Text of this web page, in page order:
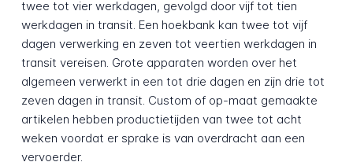
twee tot vier werkdagen, gevolgd door vijf tot tien
werkdagen in transit. Een hoekbank kan twee tot vijf
dagen verwerking en zeven tot veertien werkdagen in
transit vereisen. Grote apparaten worden over het
algemeen verwerkt in een tot drie dagen en zijn drie tot
zeven dagen in transit. Custom of op-maat gemaakte
artikelen hebben productietijden van twee tot acht
weken voordat er sprake is van overdracht aan een
vervoerder.